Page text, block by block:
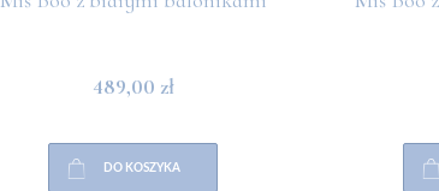
489,00 zł
DO KOSZYKA